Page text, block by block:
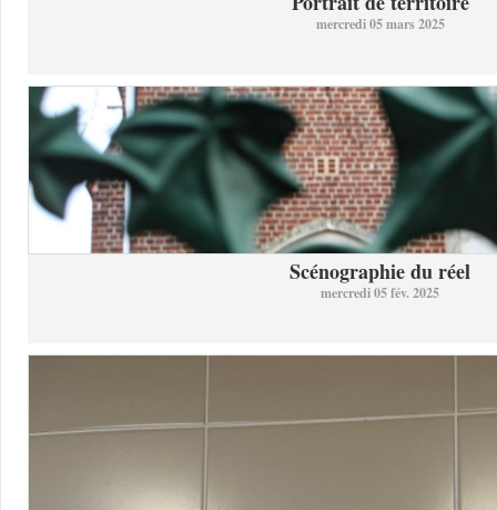
mercredi 05 mars 2025
Scénographie du réel
mercredi 05 fév. 2025